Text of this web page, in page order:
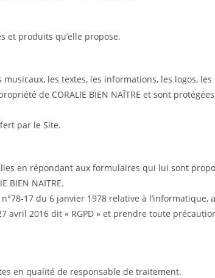
et produits qu’elle propose.
les textes, les informations, les logos,
de CORALIE BIEN NAÎTRE et sont
par le Site.
en répondant aux formulaires qui lui sont
BIEN NAITRE.
n°78-17 du 6 janvier 1978 relative à
avril 2016 dit « RGPD » et prendre toute
en qualité de responsable de traitement.